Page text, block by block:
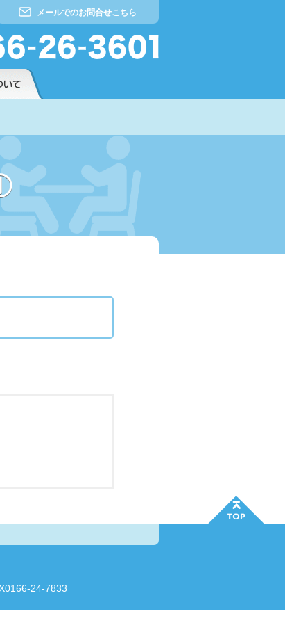
メールでのお問合せこちら
24-7833